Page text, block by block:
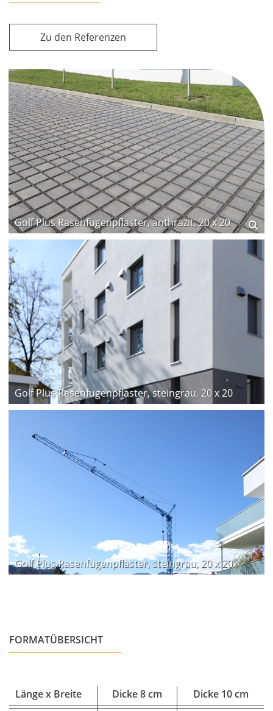
Zu den Referenzen
Golf Plus Rasenfugenpflaster, anthrazit, 20 x 20
Golf Plus Rasenfugenpflaster, steingrau, 20 x 20
Golf Plus Rasenfugenpflaster, steingrau, 20 x 20
FORMATÜBERSICHT
Länge x Breite Dicke 8 cm
Dicke 10 cm